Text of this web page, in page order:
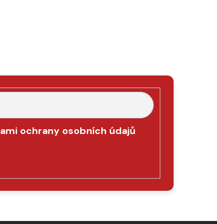
ochrany osobních údajů